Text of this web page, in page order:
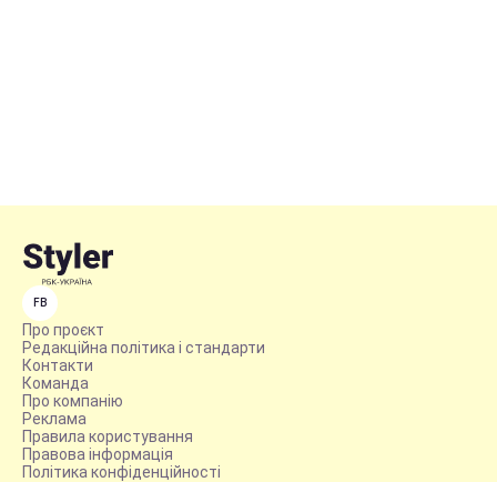
FB
Про проєкт
Редакційна політика і стандарти
Контакти
Команда
Про компанію
Реклама
Правила користування
Правова інформація
Політика конфіденційності